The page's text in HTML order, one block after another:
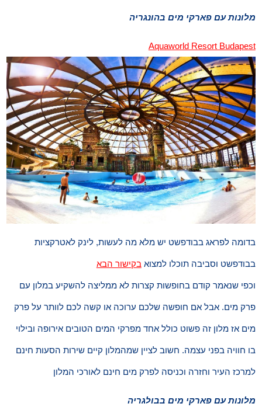
מלונות עם פארקי מים בהונגריה
Aquaworld Resort Budapest
בדומה לפראג בבודפשט יש מלא מה לעשות, לינק לאטרקציות
בבודפשט וסביבה תוכלו למצואבקישור הבא
וכפי שנאמר קודם בחופשות קצרות לא ממליצה להשקיע במלון עם
פרק מים. אבל אם חופשה שלכם ערוכה או קשה לכם לוותר על פרק
מים אז מלון זה פשוט כולל אחד מפרקי המים הטובים אירופה ובילוי
בו חוויה בפני עצמה. חשוב לציין שמהמלון קיים שירות הסעות חינם
למרכז העיר וחזרה וכניסה לפרק מים חינם לאורכי המלון
מלונות עם פארקי מים בבולגריה